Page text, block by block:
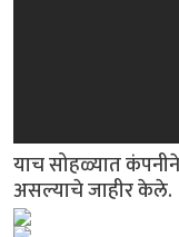
याच सोहळ्यात
असल्याचे जाहीर केले.